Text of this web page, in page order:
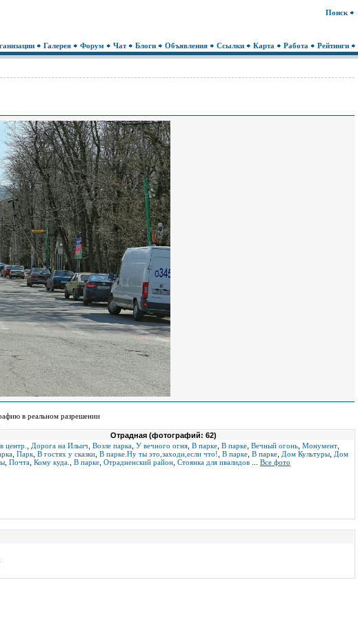
Поиск
Галерея Форум Чат Блоги Объявления Ссылки Карта Работа Рейтинги
в реальном разрешении
Отрадная (фотографий: 62)
центр.
Дорога на Ильич Возле парка У вечного огня В парке В парке Вечный огонь Монумент
Парк В гостях у сказки В парке.Ну ты это,заходи,если что! В парке В парке Дом Культуры Дом
Почта Кому куда. В парке Отрадненский район Стоянка для ивалидов Все фото